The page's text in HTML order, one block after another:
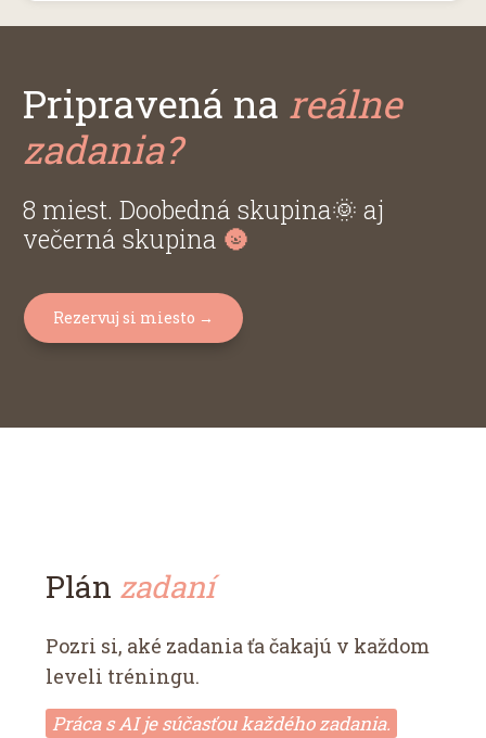
Pripravená na reálne
zadania?
8 miest. Doobedná skupina🌞 aj
večerná skupina 🌚
Rezervuj si miesto →
Plán zadaní
Pozri si, aké zadania ťa čakajú v každom
leveli tréningu.
Práca s AI je súčasťou každého zadania.